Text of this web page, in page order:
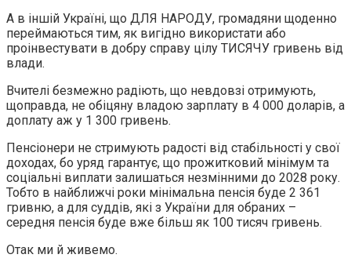
А в іншій Україні, що ДЛЯ НАРОДУ, громадяни щоденно
переймаються тим, як вигідно використати або
проінвестувати в добру справу цілу ТИСЯЧУ гривень від
влади.
Вчителі безмежно радіють, що невдовзі отримують,
щоправда, не обіцяну владою зарплату в 4 000 доларів, а
доплату аж у 1 300 гривень.
Пенсіонери не стримують радості від стабільності у свої
доходах, бо уряд гарантує, що прожитковий мінімум та
соціальні виплати залишаться незмінними до 2028 року.
Тобто в найближчі роки мінімальна пенсія буде 2 361
гривню, а для суддів, які з України для обраних –
середня пенсія буде вже більш як 100 тисяч гривень.
Отак ми й живемо.